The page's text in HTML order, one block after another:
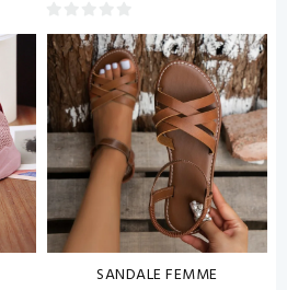
0
sur
5
SANDALE FEMME